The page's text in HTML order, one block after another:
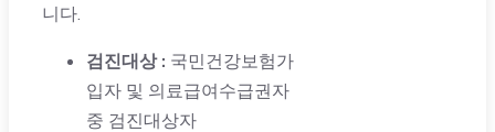
니다.
검진대상 : 국민건강보험가
입자 및 의료급여수급권자
중 검진대상자